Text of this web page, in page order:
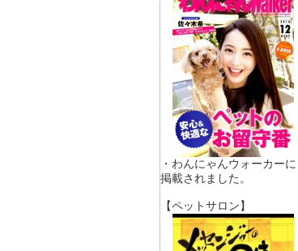
・わんにゃんウォーカーに
掲載されました。
【ペットサロン】